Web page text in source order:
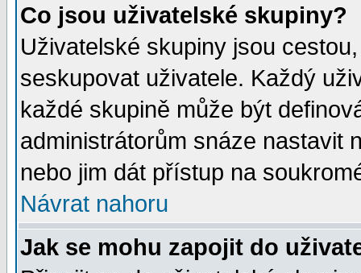
Co jsou uživatelské skupiny?
Uživatelské skupiny jsou
seskupovat uživatele. Každý
každé skupině může být
administrátorům snáze nastavit
nebo jim dát přístup na
Návrat nahoru
Jak se mohu zapojit do